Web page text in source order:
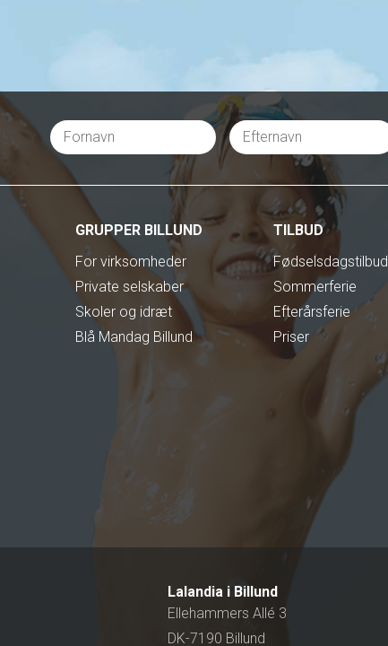
GRUPPER BILLUND
For virksomheder
Private selskaber
Skoler og idræt
Blå Mandag Billund
TILBUD
Fødselsdagstilbud
Sommerferie
Efterårsferie
Priser
Lalandia i Billund
Ellehammers Allé 3
DK-7190 Billund